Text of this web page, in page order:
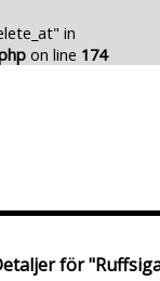
in
on line 174
för